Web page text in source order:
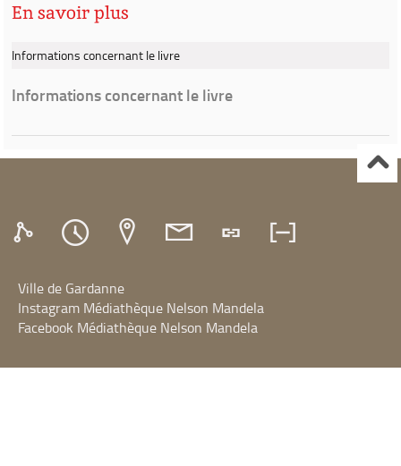
En savoir plus
Informations concernant le livre
Informations concernant le livre
Ville de Gardanne
Instagram Médiathèque Nelson Mandela
Facebook Médiathèque Nelson Mandela